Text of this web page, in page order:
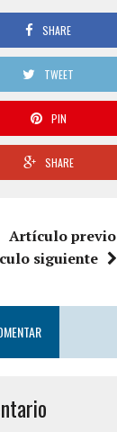
SHARE
TWEET
PIN
SHARE
Artículo previo
siguiente